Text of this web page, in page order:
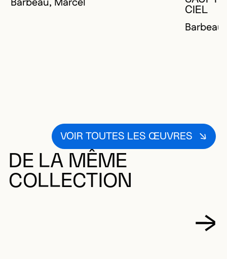
CIEL
VOIR TOUTES LES ŒUVRES
DE LA MÊME
COLLECTION